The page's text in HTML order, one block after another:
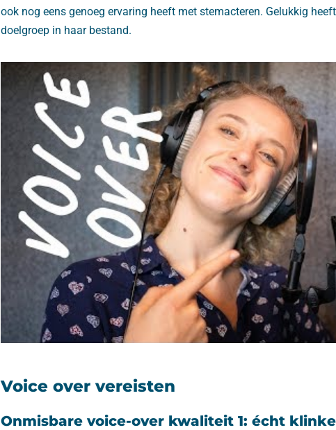
ook nog eens genoeg ervaring heeft met stemacteren. Gelukkig
doelgroep in haar bestand.
Voice over vereisten
Onmisbare voice-over kwaliteit 1: écht